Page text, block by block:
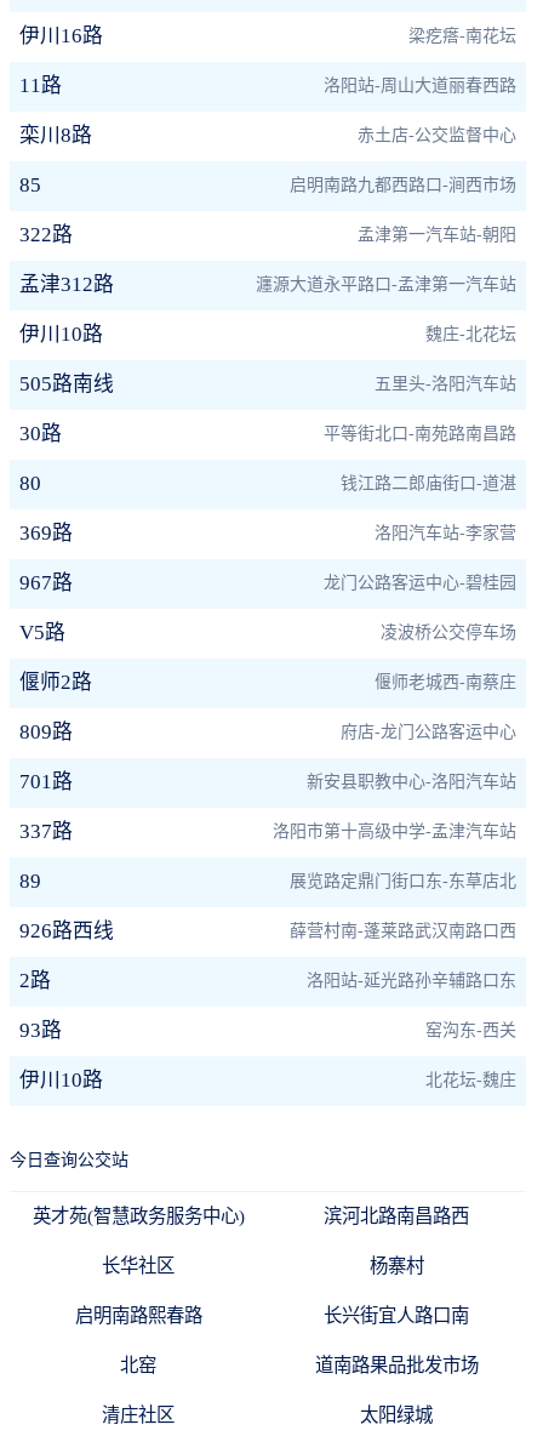
伊川16路 梁疙瘩-南花坛
11路 洛阳站-周山大道丽春西路
栾川8路 赤土店-公交监督中心
85 启明南路九都西路口-涧西市场
322路 孟津第一汽车站-朝阳
孟津312路 瀍源大道永平路口-孟津第一汽车站
伊川10路 魏庄-北花坛
505路南线 五里头-洛阳汽车站
30路 平等街北口-南苑路南昌路
80 钱江路二郎庙街口-道湛
369路 洛阳汽车站-李家营
967路 龙门公路客运中心-碧桂园
V5路 凌波桥公交停车场
偃师2路 偃师老城西-南蔡庄
809路 府店-龙门公路客运中心
701路 新安县职教中心-洛阳汽车站
337路 洛阳市第十高级中学-孟津汽车站
89 展览路定鼎门街口东-东草店北
926路西线 薛营村南-蓬莱路武汉南路口西
2路 洛阳站-延光路孙辛辅路口东
93路 窑沟东-西关
伊川10路 北花坛-魏庄
今日查询公交站
英才苑(智慧政务服务中心) 滨河北路南昌路西
长华社区 杨寨村
启明南路熙春路 长兴街宜人路口南
北窑 道南路果品批发市场
清庄社区 太阳绿城